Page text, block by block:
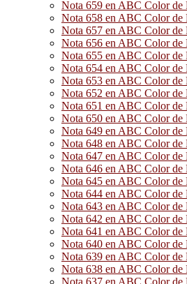
Nota 659 en ABC Color de
Nota 658 en ABC Color de
Nota 657 en ABC Color de
Nota 656 en ABC Color de
Nota 655 en ABC Color de
Nota 654 en ABC Color de
Nota 653 en ABC Color de
Nota 652 en ABC Color de
Nota 651 en ABC Color de
Nota 650 en ABC Color de
Nota 649 en ABC Color de
Nota 648 en ABC Color de
Nota 647 en ABC Color de
Nota 646 en ABC Color de
Nota 645 en ABC Color de
Nota 644 en ABC Color de
Nota 643 en ABC Color de
Nota 642 en ABC Color de
Nota 641 en ABC Color de
Nota 640 en ABC Color de
Nota 639 en ABC Color de
Nota 638 en ABC Color de
Nota 637 en ABC Color de